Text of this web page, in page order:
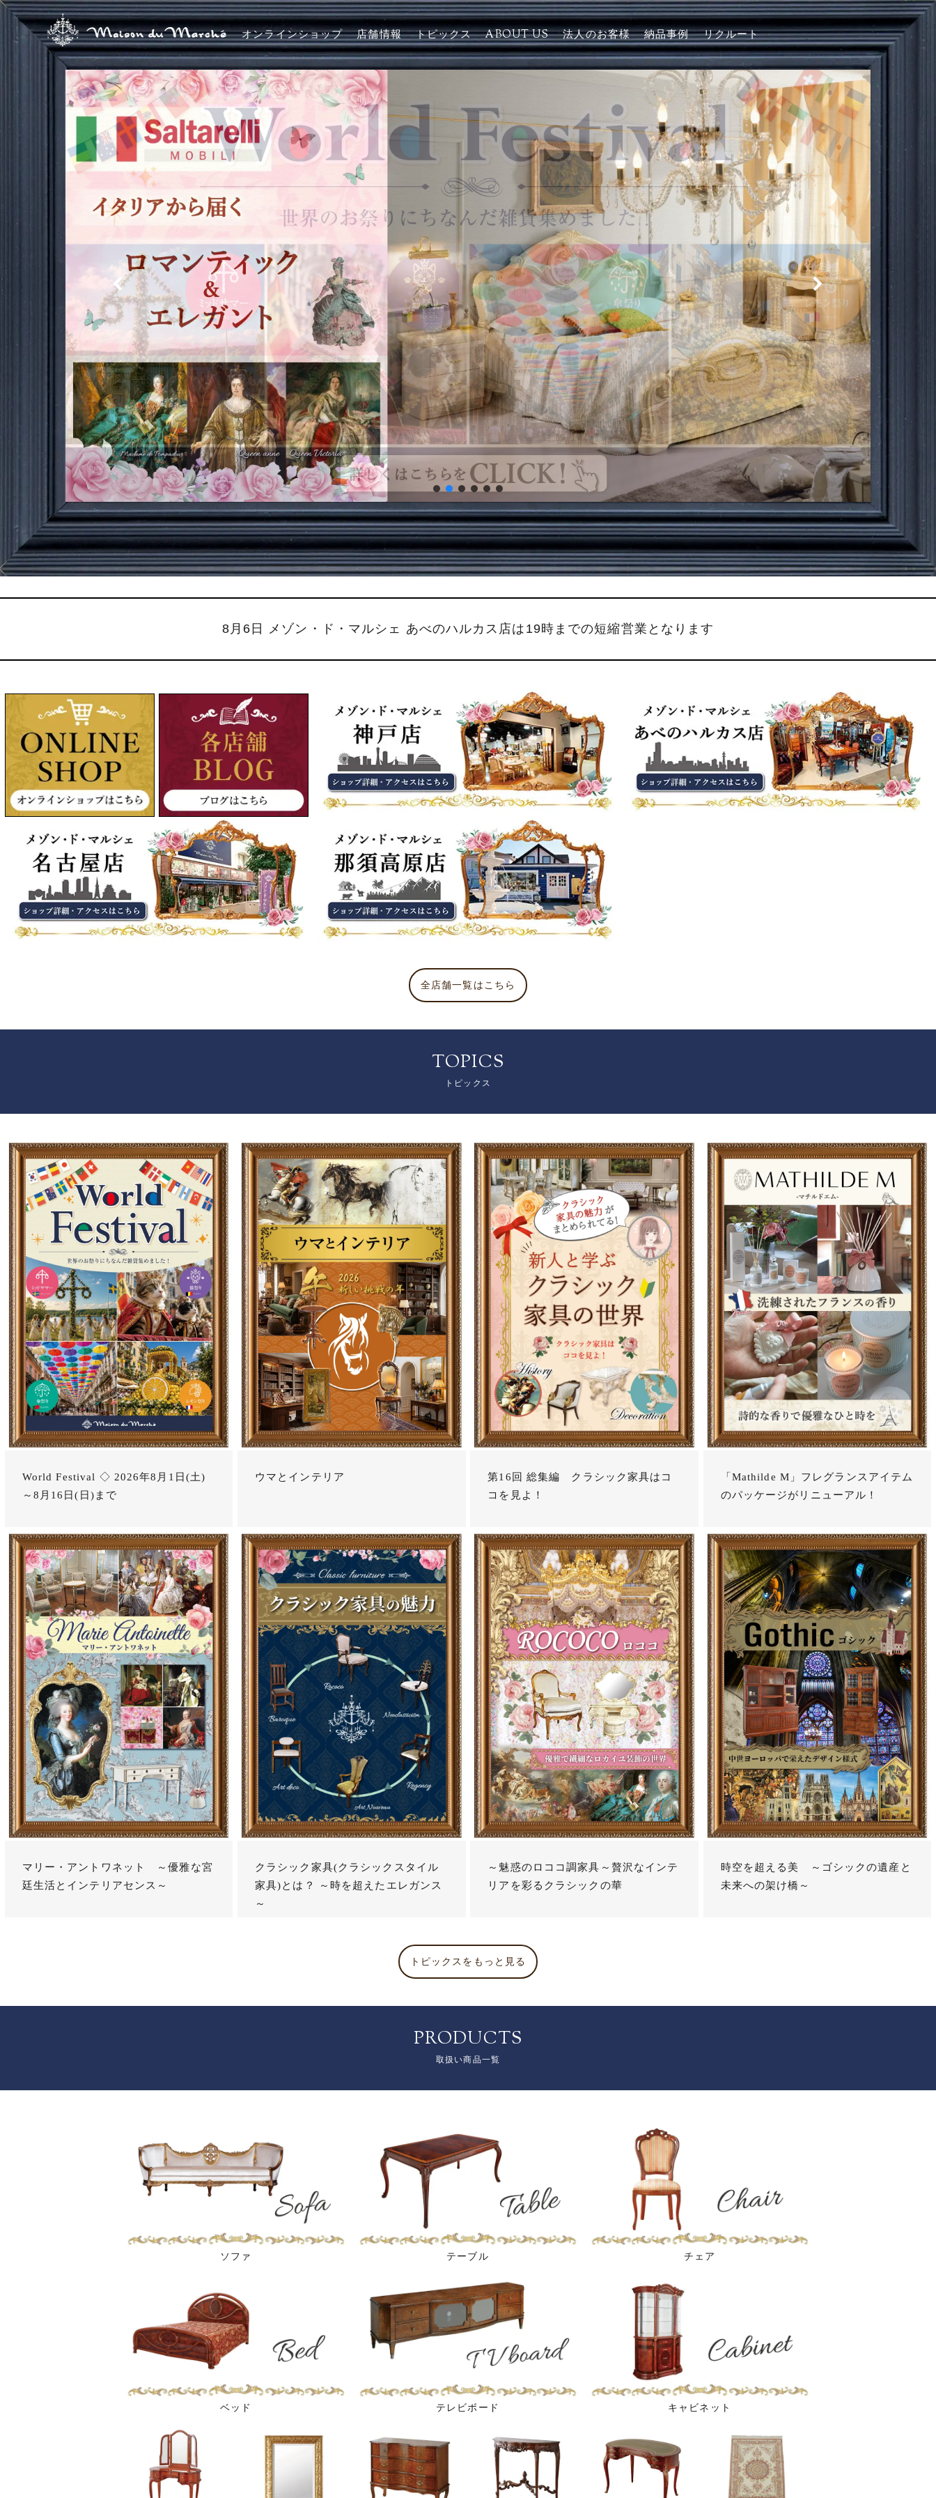
オンラインショップ 店舗情報 トピックス ABOUT US 法人のお客様 納品事例 リクルート
8月6日 メゾン・ド・マルシェ あべのハルカス店は19時までの短縮営業となります
全店舗一覧はこちら
TOPICS
トピックス
World Festival ◇ 2026年8月1日(土)
～8月16日(日)まで
ウマとインテリア
第16回 総集編 クラシック家具はコ
コを見よ！
「Mathilde M」フレグランスアイテム
のパッケージがリニューアル！
マリー・アントワネット ～優雅な宮
廷生活とインテリアセンス～
クラシック家具(クラシックスタイル
家具)とは？ ～時を超えたエレガンス
～
～魅惑のロココ調家具～贅沢なインテ
リアを彩るクラシックの華
時空を超える美 ～ゴシックの遺産と
未来への架け橋～
トピックスをもっと見る
PRODUCTS
取扱い商品一覧
ソファ テーブル チェア
ベッド テレビボード キャビネット